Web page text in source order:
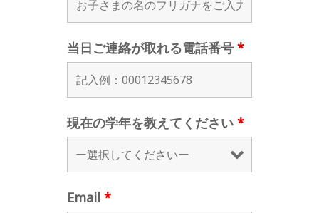
当日ご連絡が取れる電話番号 *
現在の学年を教えてください *
Email *